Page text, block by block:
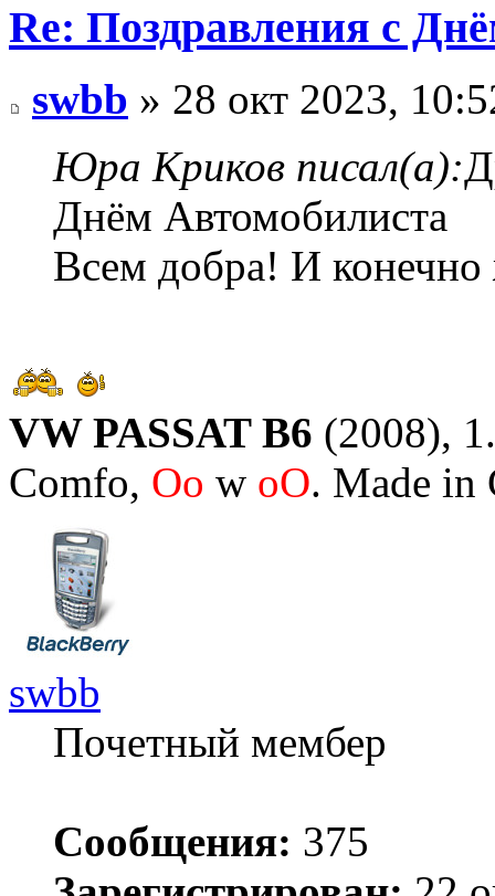
Re: Поздравления с
swbb » 28 окт 2023,
Юра Криков писал(а):
Днём Автомобилиста
Всем добра! И конечно
VW PASSAT B6 (2008),
Comfo, Oo w oO. Made in
swbb
Почетный мембер
Сообщения: 375